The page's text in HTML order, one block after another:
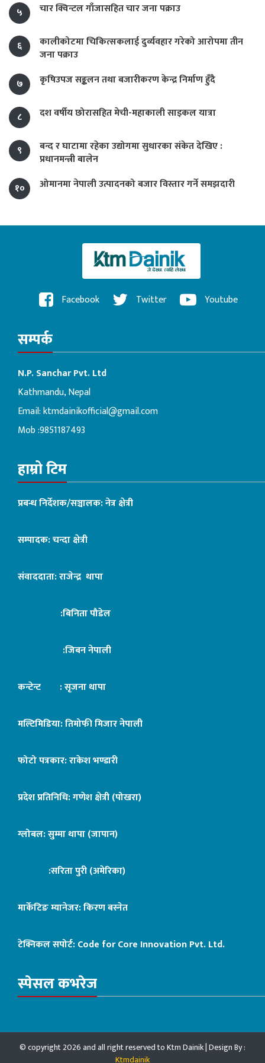
५
चार क्विन्टल गाँजासहित चार जना पक्राउ
६
कालीकोटमा चिकित्सकलाई दुर्व्यवहार गरेको आरोपमा तीन
जना पक्राउ
७
कृषिउपज सङ्कलन तथा बजारीकरण केन्द्र निर्माण हुँदै
८ दश वर्षीय छोरासहित मेची-महाकाली साइकल यात्रा
९
बन्द र घाटामा रहेका उद्योगमा सुधारका संकेत देखिए :
प्रधानमन्त्री बालेन
१०
ओमानमा नेपाली उत्पादनको बजार विस्तार गर्ने समझदारी
Facebook Twitter Youtube
सम्पर्क
N.P. Sanchar Pvt. Ltd
Kathmandu, Nepal
Email:ktmdainikofficial@gmail.com
Mob :9851187493
हाम्रो टिम
प्रबन्ध निर्देशक/सञ्चालक: नेत्र क्षेत्री
सम्पादक: चन्दा क्षेत्री
संवाददाता: राजेन्द्र थापा
:बिनिता पौडेल
:जिबन नेपाली
कन्टेन्ट : सृजना थापा
मल्टिमिडिया: तिमोफी मिजार नेपाली
फोटो पत्रकार: राकेश भण्डारी
प्रदेश प्रतिनिधि: गणेश क्षेत्री (पोखरा)
ग्लोबल: सुम्मा थापा (जापान)
:सरिता पुरी (अमेरिका)
मार्केटिङ म्यानेजर: किरण बस्नेत
टेक्निकल सपोर्ट:Code for Core Innovation Pvt. Ltd.
स्पेसल कभरेज
© copyright 2026 and all right reserved to Ktm Dainik | Design By :
Ktmdainik